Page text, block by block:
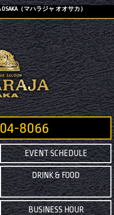
OSAKA（マハラジャ オオサカ）
8066
EVENT SCHEDULE
DRINK & FOOD
BUSINESS HOUR